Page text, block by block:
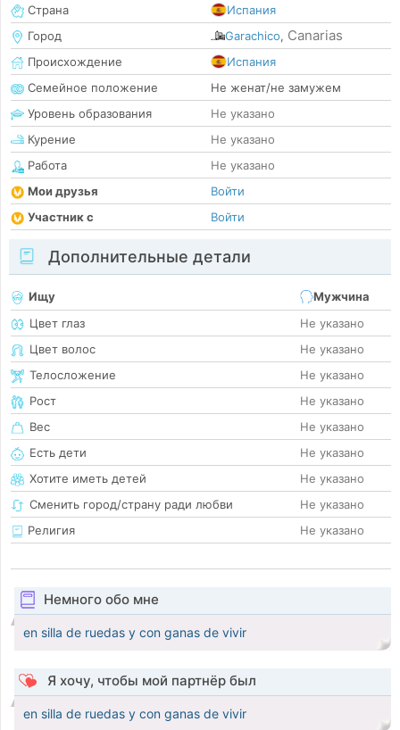
Страна
Испания
Город
Garachico, Canarias
Происхождение
Испания
Семейное положение
Не женат/не замужем
Уровень образования
Не указано
Курение
Не указано
Работа
Не указано
Мои друзья
Войти
Участник с
Войти
Дополнительные детали
Ищу
Мужчина
Цвет глаз
Не указано
Цвет волос
Не указано
Телосложение
Не указано
Рост
Не указано
Вес
Не указано
Есть дети
Не указано
Хотите иметь детей
Не указано
Сменить город/страну ради любви
Не указано
Религия
Не указано
Немного обо мне
en silla de ruedas y con ganas de vivir
Я хочу, чтобы мой партнёр был
en silla de ruedas y con ganas de vivir